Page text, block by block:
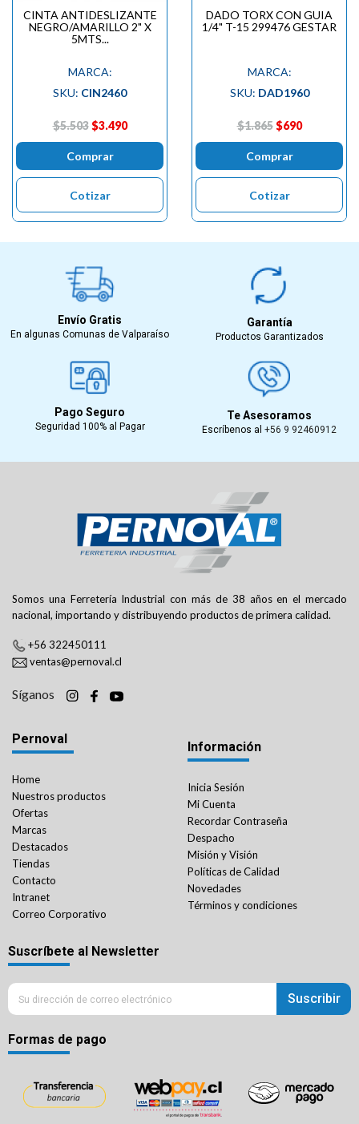
CINTA ANTIDESLIZANTE
NEGRO/AMARILLO 2" X
5MTS...
MARCA:
SKU: CIN2460
$5.503 $3.490
Comprar
Cotizar
DADO TORX CON GUIA
1/4" T-15 299476 GESTAR
MARCA:
SKU: DAD1960
$1.865 $690
Comprar
Cotizar
Envío Gratis
En algunas Comunas de Valparaíso
Garantía
Productos Garantizados
Pago Seguro
Seguridad 100% al Pagar
Te Asesoramos
Escríbenos al +56 9 92460912
Somos una Ferretería Industrial con más de 38 años en el mercado
nacional, importando y distribuyendo productos de primera calidad.
+56 322450111
ventas@pernoval.cl
Síganos
Pernoval
Home
Nuestros productos
Ofertas
Marcas
Destacados
Tiendas
Contacto
Intranet
Correo Corporativo
Información
Inicia Sesión
Mi Cuenta
Recordar Contraseña
Despacho
Misión y Visión
Políticas de Calidad
Novedades
Términos y condiciones
Suscríbete al Newsletter
Suscribir
Formas de pago